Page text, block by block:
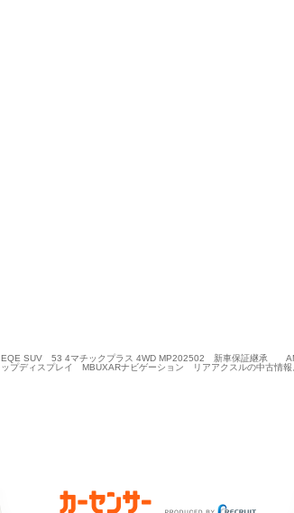
EQE SUV 53 4マチックプラス 4WD MP202502 新車保証継承
ップディスプレイ MBUXARナビゲーション リアアクスルの中古情報